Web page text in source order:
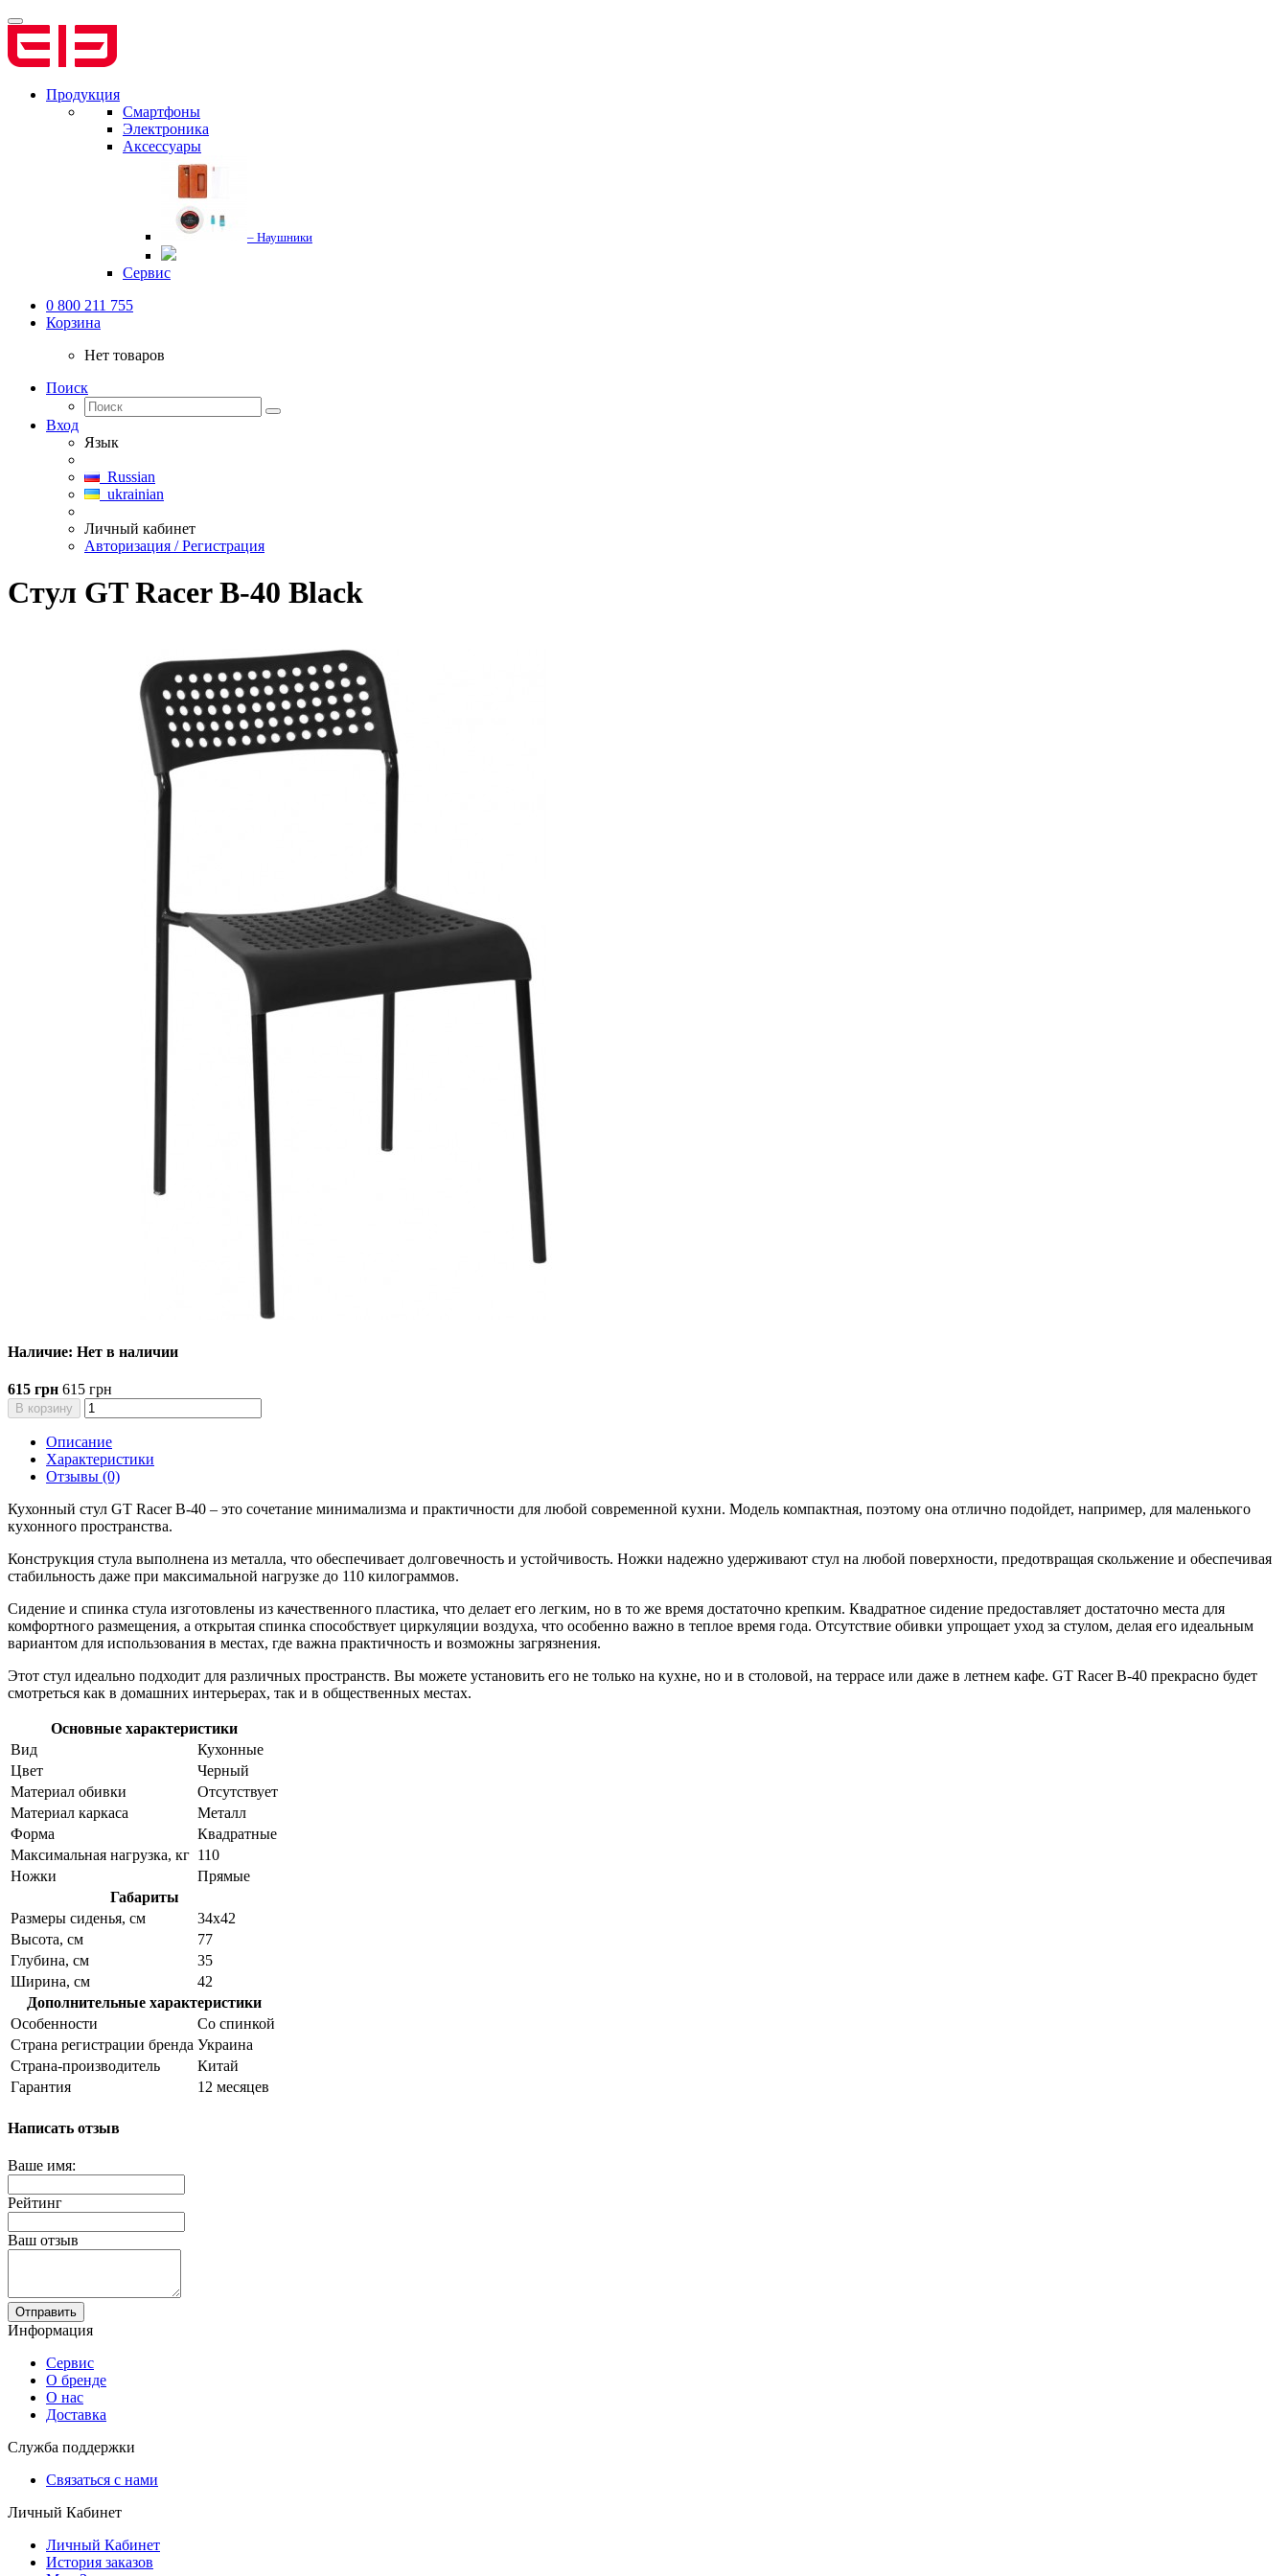
Продукция
Смартфоны
Электроника
Аксессуары
– Наушники
Сервис
0 800 211 755
Корзина
Нет товаров
Поиск
Вход
Язык
Russian
ukrainian
Личный кабинет
Авторизация / Регистрация
Стул GT Racer B-40 Black
Наличие: Нет в наличии
615 грн 615 грн
В корзину
Описание
Характеристики
Отзывы (0)
Кухонный стул GT Racer B-40 – это сочетание минимализма и практичности для любой современной кухни. Модель компактная, поэтому она отлично подойдет, например, для маленького
кухонного пространства.
Конструкция стула выполнена из металла, что обеспечивает долговечность и устойчивость. Ножки надежно удерживают стул на любой поверхности, предотвращая скольжение и обеспечивая
стабильность даже при максимальной нагрузке до 110 килограммов.
Сидение и спинка стула изготовлены из качественного пластика, что делает его легким, но в то же время достаточно крепким. Квадратное сидение предоставляет достаточно места для
комфортного размещения, а открытая спинка способствует циркуляции воздуха, что особенно важно в теплое время года. Отсутствие обивки упрощает уход за стулом, делая его идеальным
вариантом для использования в местах, где важна практичность и возможны загрязнения.
Этот стул идеально подходит для различных пространств. Вы можете установить его не только на кухне, но и в столовой, на террасе или даже в летнем кафе. GT Racer B-40 прекрасно будет
смотреться как в домашних интерьерах, так и в общественных местах.
Основные характеристики
Вид
Кухонные
Цвет
Черный
Материал обивки
Отсутствует
Материал каркаса
Металл
Форма
Квадратные
Максимальная нагрузка, кг 110
Ножки
Прямые
Габариты
Размеры сиденья, см
34x42
Высота, см
77
Глубина, см
35
Ширина, см
42
Дополнительные характеристики
Особенности
Со спинкой
Страна регистрации бренда Украина
Страна-производитель
Китай
Гарантия
12 месяцев
Написать отзыв
Ваше имя:
Рейтинг
Ваш отзыв
Отправить
Информация
Сервис
О бренде
О нас
Доставка
Служба поддержки
Связаться с нами
Личный Кабинет
Личный Кабинет
История заказов